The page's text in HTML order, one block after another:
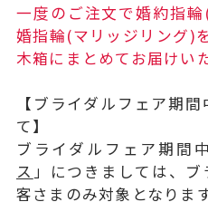
一度のご注文で婚約指
婚指輪(マリッジリング)
木箱にまとめてお届けい
【ブライダルフェア期
て】
ブライダルフェア期間
ス 」につきましては、
客さまのみ対象となります